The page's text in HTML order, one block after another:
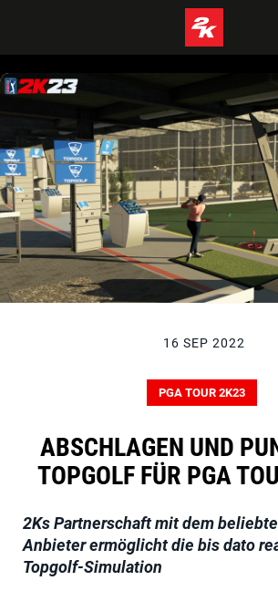
16 SEP 2022
PGA TOUR 2K23
ABSCHLAGEN UND
TOPGOLF FÜR PGA
2Ks Partnerschaft mit dem
Anbieter ermöglicht die bis dato
Topgolf-Simulation